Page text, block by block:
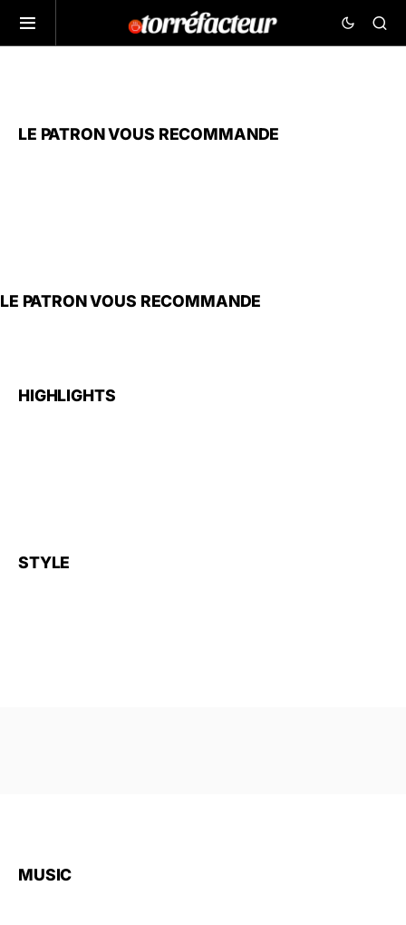
LE PATRON VOUS RECOMMANDE
LE PATRON VOUS RECOMMANDE
HIGHLIGHTS
STYLE
MUSIC